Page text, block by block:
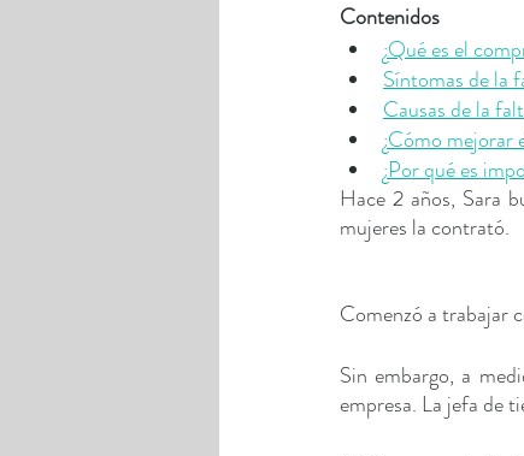
Contenidos
¿Qué es el
Síntomas de la
Causas de la
¿Cómo
¿Por qué es
Hace 2 años, Sara
mujeres la contrató.
Comenzó a trabajar
Sin embargo, a
empresa. La jefa de